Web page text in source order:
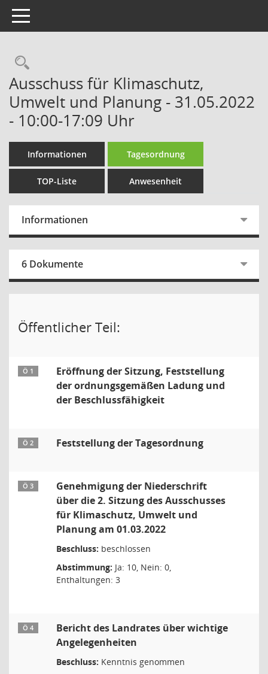
Toggle navigation
Rechercheauswahl
Ausschuss für Klimaschutz,
Umwelt und Planung - 31.05.2022
- 10:00-17:09 Uhr
Informationen Tagesordnung
TOP-Liste Anwesenheit
Informationen
6 Dokumente
Öffentlicher Teil:
Ö 1
Eröffnung der Sitzung, Feststellung
der ordnungsgemäßen Ladung und
der Beschlussfähigkeit
Ö 2 Feststellung der Tagesordnung
Ö 3
Genehmigung der Niederschrift
über die 2. Sitzung des Ausschusses
für Klimaschutz, Umwelt und
Planung am 01.03.2022
Beschluss: beschlossen
Abstimmung: Ja: 10, Nein: 0,
Enthaltungen: 3
Ö 4
Bericht des Landrates über wichtige
Angelegenheiten
Beschluss: Kenntnis genommen